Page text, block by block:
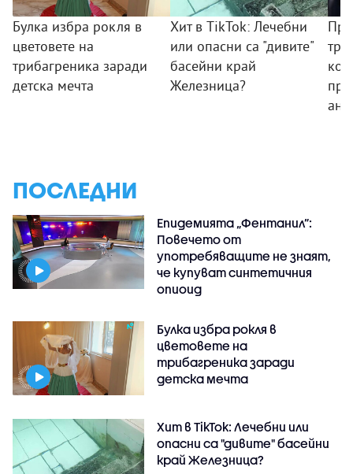
Булка избра рокля в
цветовете на
трибагреника заради
детска мечта
Хит в TikTok: Лечебни
или опасни са "дивите"
басейни край
Железница?
ПОСЛЕДНИ
Епидемията „Фентанил”:
Повечето от
употребяващите не знаят,
че купуват синтетичния
опиоид
Булка избра рокля в
цветовете на
трибагреника заради
детска мечта
Хит в TikTok: Лечебни или
опасни са "дивите" басейни
край Железница?